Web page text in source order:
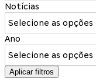
Notícias
Selecione as opções
Ano
Selecione as opções
Aplicar filtros